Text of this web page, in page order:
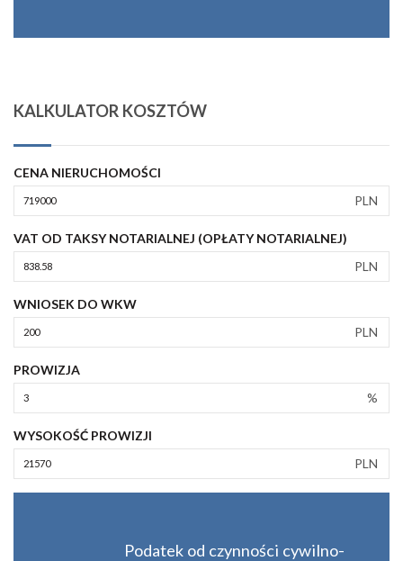
KALKULATOR KOSZTÓW
CENA NIERUCHOMOŚCI
PLN
VAT OD TAKSY NOTARIALNEJ (OPŁATY NOTARIALNEJ)
PLN
WNIOSEK DO WKW
PLN
PROWIZJA
%
WYSOKOŚĆ PROWIZJI
PLN
Podatek od czynności cywilno-